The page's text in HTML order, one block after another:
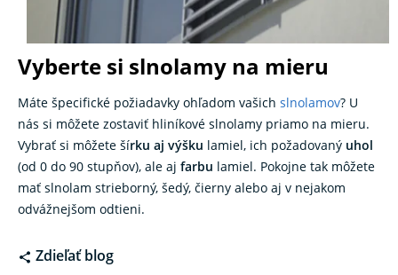
Vyberte si slnolamy na mieru
Máte špecifické požiadavky ohľadom vašich slnolamov? U
nás si môžete zostaviť hliníkové slnolamy priamo na mieru.
Vybrať si môžete šírku aj výšku lamiel, ich požadovaný uhol
(od 0 do 90 stupňov), ale aj farbu lamiel. Pokojne tak môžete
mať slnolam strieborný, šedý, čierny alebo aj v nejakom
odvážnejšom odtieni.
Zdieľať blog